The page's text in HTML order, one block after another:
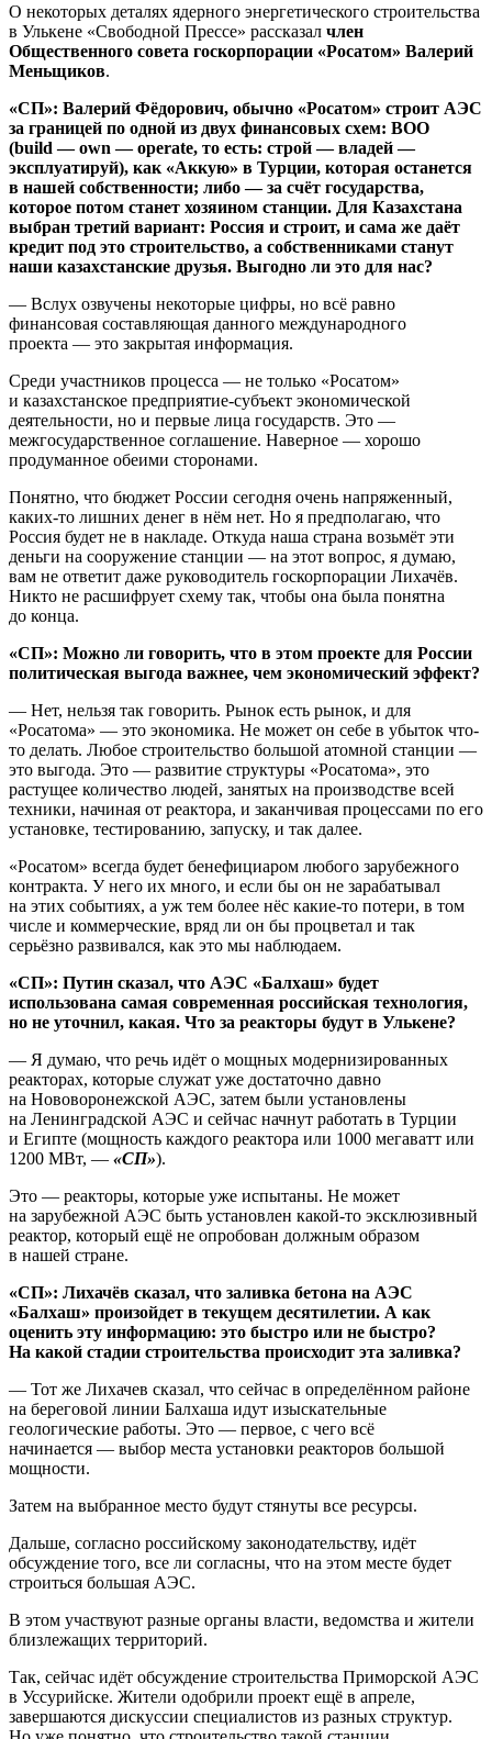
О некоторых деталях ядерного энергетического строительства
в Улькене «Свободной Прессе» рассказал член
Общественного совета госкорпорации «Росатом» Валерий
Меньщиков.
«СП»: Валерий Фёдорович, обычно «Росатом» строит АЭС
за границей по одной из двух финансовых схем: ВОО
(build — own — operate, то есть: строй — владей —
эксплуатируй), как «Аккую» в Турции, которая останется
в нашей собственности; либо — за счёт государства,
которое потом станет хозяином станции. Для Казахстана
выбран третий вариант: Россия и строит, и сама же даёт
кредит под это строительство, а собственниками станут
наши казахстанские друзья. Выгодно ли это для нас?
— Вслух озвучены некоторые цифры, но всё равно
финансовая составляющая данного международного
проекта — это закрытая информация.
Среди участников процесса — не только «Росатом»
и казахстанское предприятие-субъект экономической
деятельности, но и первые лица государств. Это —
межгосударственное соглашение. Наверное — хорошо
продуманное обеими сторонами.
Понятно, что бюджет России сегодня очень напряженный,
каких-то лишних денег в нём нет. Но я предполагаю, что
Россия будет не в накладе. Откуда наша страна возьмёт эти
деньги на сооружение станции — на этот вопрос, я думаю,
вам не ответит даже руководитель госкорпорации Лихачёв.
Никто не расшифрует схему так, чтобы она была понятна
до конца.
«СП»: Можно ли говорить, что в этом проекте для России
политическая выгода важнее, чем экономический эффект?
— Нет, нельзя так говорить. Рынок есть рынок, и для
«Росатома» — это экономика. Не может он себе в убыток что-
то делать. Любое строительство большой атомной станции —
это выгода. Это — развитие структуры «Росатома», это
растущее количество людей, занятых на производстве всей
техники, начиная от реактора, и заканчивая процессами по его
установке, тестированию, запуску, и так далее.
«Росатом» всегда будет бенефициаром любого зарубежного
контракта. У него их много, и если бы он не зарабатывал
на этих событиях, а уж тем более нёс какие-то потери, в том
числе и коммерческие, вряд ли он бы процветал и так
серьёзно развивался, как это мы наблюдаем.
«СП»: Путин сказал, что АЭС «Балхаш» будет
использована самая современная российская технология,
но не уточнил, какая. Что за реакторы будут в Улькене?
— Я думаю, что речь идёт о мощных модернизированных
реакторах, которые служат уже достаточно давно
на Нововоронежской АЭС, затем были установлены
на Ленинградской АЭС и сейчас начнут работать в Турции
и Египте (мощность каждого реактора или 1000 мегаватт или
1200 МВт, — «СП»).
Это — реакторы, которые уже испытаны. Не может
на зарубежной АЭС быть установлен какой-то эксклюзивный
реактор, который ещё не опробован должным образом
в нашей стране.
«СП»: Лихачёв сказал, что заливка бетона на АЭС
«Балхаш» произойдет в текущем десятилетии. А как
оценить эту информацию: это быстро или не быстро?
На какой стадии строительства происходит эта заливка?
— Тот же Лихачев сказал, что сейчас в определённом районе
на береговой линии Балхаша идут изыскательные
геологические работы. Это — первое, с чего всё
начинается — выбор места установки реакторов большой
мощности.
Затем на выбранное место будут стянуты все ресурсы.
Дальше, согласно российскому законодательству, идёт
обсуждение того, все ли согласны, что на этом месте будет
строиться большая АЭС.
В этом участвуют разные органы власти, ведомства и жители
близлежащих территорий.
Так, сейчас идёт обсуждение строительства Приморской АЭС
в Уссурийске. Жители одобрили проект ещё в апреле,
завершаются дискуссии специалистов из разных структур.